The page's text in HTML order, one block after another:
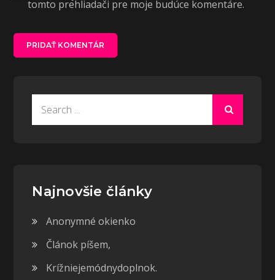
tomto prehliadači pre moje budúce komentáre.
Najnovšie články
Anonymné okienko
Článok píšem,
Krížniejemódnydoplnok.